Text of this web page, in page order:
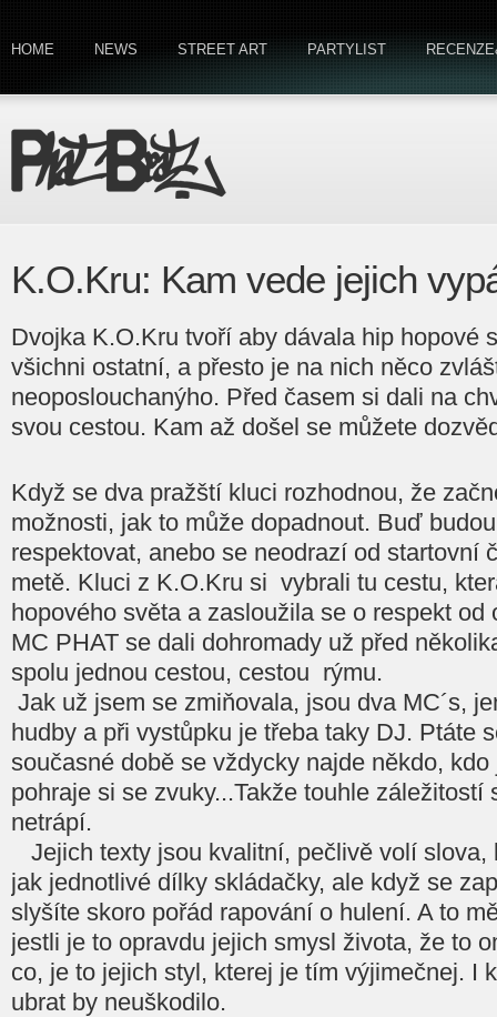
HOME NEWS STREET ART PARTYLIST
K.O.Kru: Kam vede jejich
Dvojka K.O.Kru tvoří aby dávala hip hopové
všichni ostatní, a přesto je na nich něco
neoposlouchanýho. Před časem si dali na
svou cestou. Kam až došel se můžete
Když se dva pražští kluci rozhodnou, že
možnosti, jak to může dopadnout. Buď
respektovat, anebo se neodrazí od startovní
metě. Kluci z K.O.Kru si vybrali tu cestu,
hopového světa a zasloužila se o respekt
MC PHAT se dali dohromady už před
spolu jednou cestou, cestou rýmu.
Jak už jsem se zmiňovala, jsou dva MC´s,
hudby a při vystůpku je třeba taky DJ. Ptáte
současné době se vždycky najde někdo,
pohraje si se zvuky...Takže touhle záležitostí
netrápí.
Jejich texty jsou kvalitní, pečlivě volí slova,
jak jednotlivé dílky skládačky, ale když se
slyšíte skoro pořád rapování o hulení. A to
jestli je to opravdu jejich smysl života, že to
co, je to jejich styl, kterej je tím výjimečnej. I
ubrat by neuškodilo.